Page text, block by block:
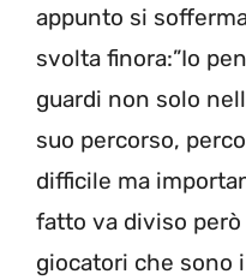
appunto si
svolta finora:”Io
guardi non solo
suo percorso,
difficile ma
fatto va diviso
giocatori che sono